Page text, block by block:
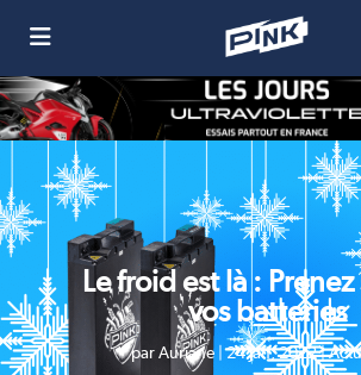
Le froid est là :
vos batteries
parAuriane |24 Jan, 2022|